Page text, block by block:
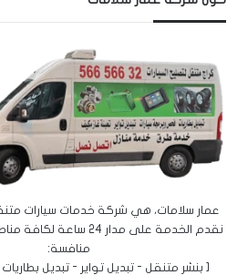
عمار سلامات، هي شركة خدمات سيارات
نقدم الخدمة على مدار 24
منافسة:
[ بنشر متنقل - تبديل تواير - تبديل